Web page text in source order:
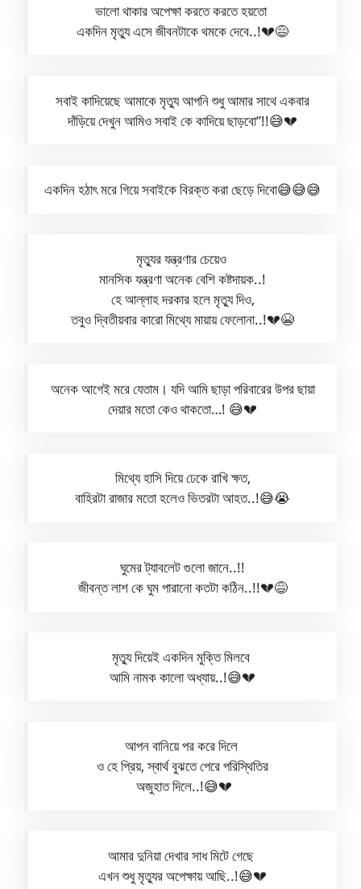
ভালো থাকার অপেক্ষা করতে করতে হয়তো
একদিন মৃত্যু এসে জীবনটাকে থমকে দেবে..!💔😅
সবাই কাদিয়েছে আমাকে মৃত্যু আপনি শুধু আমার সাথে একবার
দাঁড়িয়ে দেখুন আমিও সবাই কে কাদিয়ে ছাড়বো”!!😅💔
একদিন হঠাৎ মরে গিয়ে সবাইকে বিরক্ত করা ছেড়ে দিবো😅😅😅
মৃত্যুর যন্ত্রণার চেয়েও
মানসিক যন্ত্রণা অনেক বেশি কষ্টদায়ক..!
হে আল্লাহ দরকার হলে মৃত্যু দিও,
তবুও দ্বিতীয়বার কারো মিথ্যে মায়ায় ফেলোনা..!💔😭
অনেক আগেই মরে যেতাম। যদি আমি ছাড়া পরিবারের উপর ছায়া
দেয়ার মতো কেও থাকতো…! 😅💔
মিথ্যে হাসি দিয়ে ঢেকে রাখি ক্ষত,
বাহিরটা রাজার মতো হলেও ভিতরটা আহত..!😅😭
ঘুমের ট্যাবলেট গুলো জানে..!!
জীবন্ত লাশ কে ঘুম পারানো কতটা কঠিন..!!💔😅
মৃত্যু দিয়েই একদিন মুক্তি মিলবে
আমি নামক কালো অধ্যায়..!😅💔
আপন বানিয়ে পর করে দিলে
ও হে প্রিয়, স্বার্থ বুঝতে পেরে পরিস্থিতির
অজুহাত দিলে..!😅💔
আমার দুনিয়া দেখার সাধ মিটে গেছে
এখন শুধু মৃত্যুর অপেক্ষায় আছি..!😅💔